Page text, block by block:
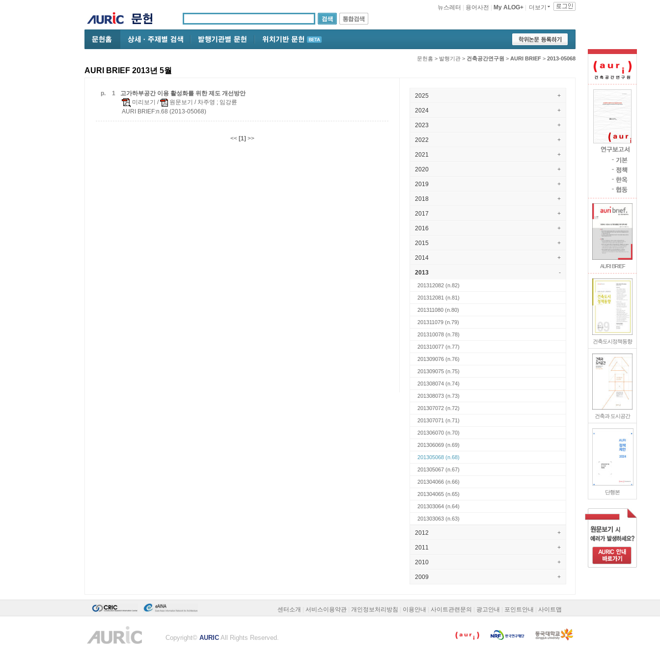
AURI BRIEF
건축도시정책동향
건축과 도시공간
단행본
더보기
My ALOG+
용어사전
뉴스레터
문헌홈 > 발행기관 > 건축공간연구원 > AURI BRIEF > 2013-05068
AURI BRIEF 2013년 5월
p. 1
고가하부공간 이용 활성화를 위한 제도 개선방안
미리보기 / 원문보기 / 차주영 ; 임강륜
AURI BRIEF:n.68 (2013-05068)
<< [1] >>
2025 +
2024 +
2023 +
2022 +
2021 +
2020 +
2019 +
2018 +
2017 +
2016 +
2015 +
2014 +
2013 -
201312082 (n.82)
201312081 (n.81)
201311080 (n.80)
201311079 (n.79)
201310078 (n.78)
201310077 (n.77)
201309076 (n.76)
201309075 (n.75)
201308074 (n.74)
201308073 (n.73)
201307072 (n.72)
201307071 (n.71)
201306070 (n.70)
201306069 (n.69)
201305068 (n.68)
201305067 (n.67)
201304066 (n.66)
201304065 (n.65)
201303064 (n.64)
201303063 (n.63)
2012 +
2011 +
2010 +
2009 +
센터소개 서비스이용약관 개인정보처리방침 이용안내 사이트관련문의 광고안내 포인트안내 사이트맵
Copyright© AURIC All Rights Reserved.